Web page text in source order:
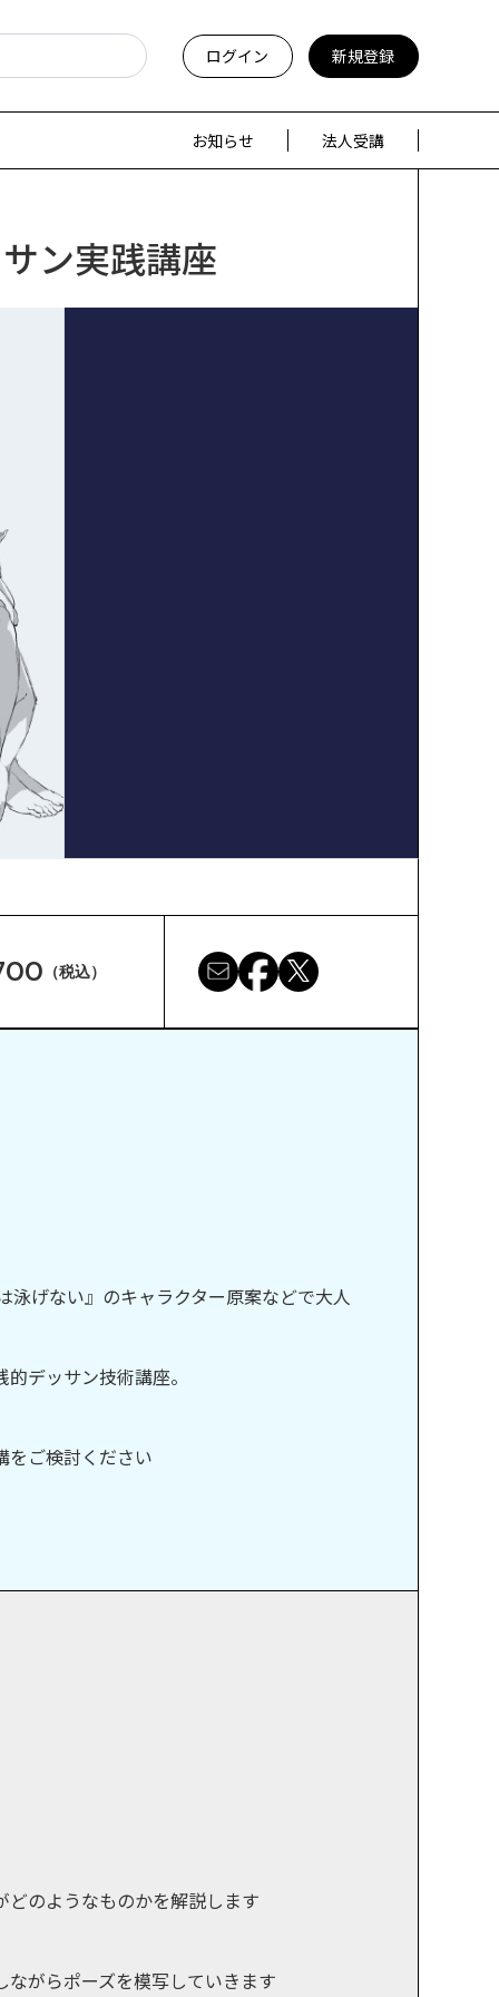
ログイン 新規登録
お知らせ 法人受講
ン実践講座
（税込）
泳げない』のキャラクター原案などで大人
デッサン技術講座。
をご検討ください
のようなものかを解説します
がらポーズを模写していきます